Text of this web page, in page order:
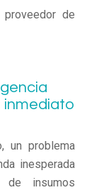
de
inmediato
un problema
inesperada
de insumos